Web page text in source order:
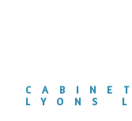
CABINET INFIRMIERS
LYONS